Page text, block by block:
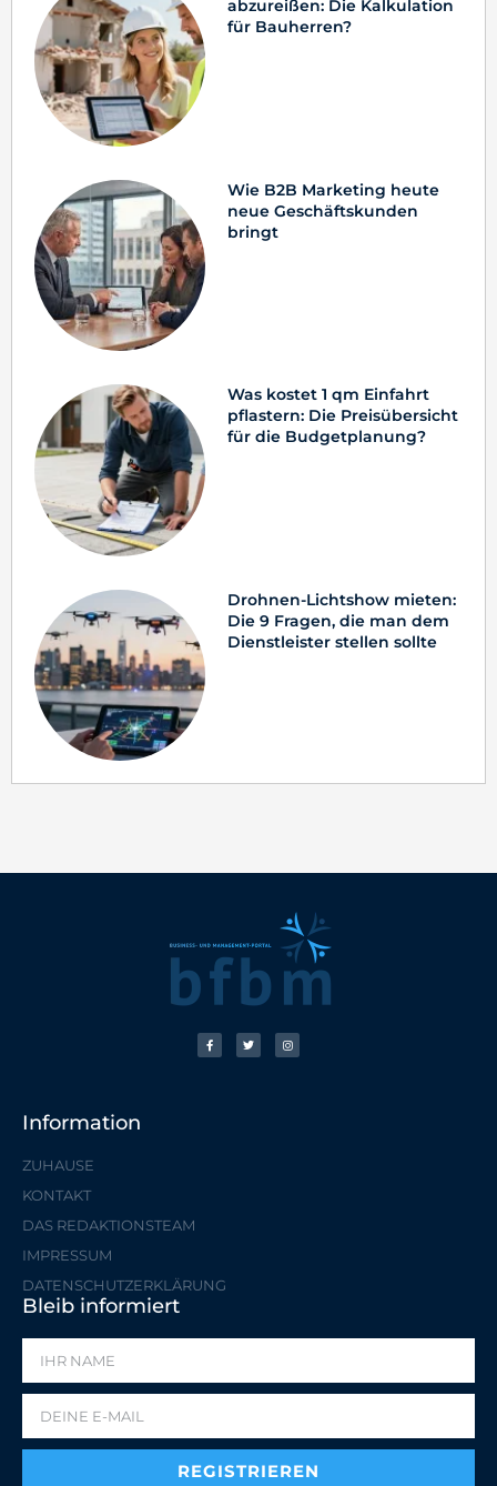
abzureißen: Die Kalkulation
für Bauherren?
Wie B2B Marketing heute
neue Geschäftskunden
bringt
Was kostet 1 qm Einfahrt
pflastern: Die Preisübersicht
für die Budgetplanung?
Drohnen-Lichtshow mieten:
Die 9 Fragen, die man dem
Dienstleister stellen sollte
Information
ZUHAUSE
KONTAKT
DAS REDAKTIONSTEAM
IMPRESSUM
DATENSCHUTZERKLÄRUNG
Bleib informiert
REGISTRIEREN